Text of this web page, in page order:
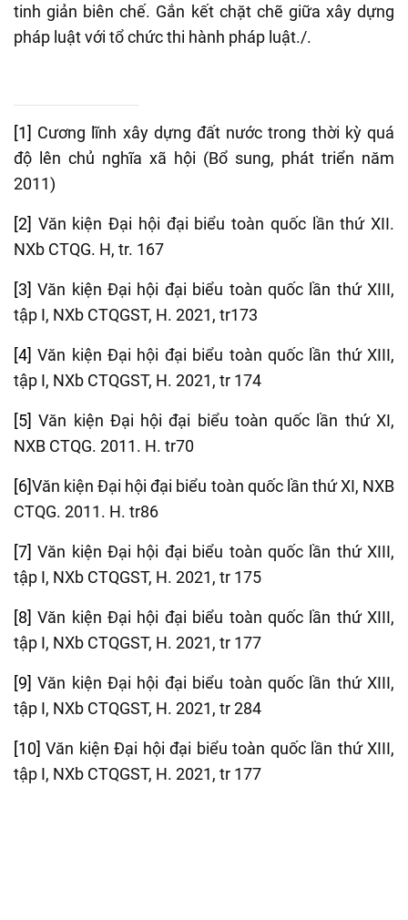
tinh giản biên chế. Gắn kết chặt chẽ giữa xây dựng
pháp luật với tổ chức thi hành pháp luật./.
[1] Cương lĩnh xây dựng đất nước trong thời kỳ quá
độ lên chủ nghĩa xã hội (Bổ sung, phát triển năm
2011)
[2] Văn kiện Đại hội đại biểu toàn quốc lần thứ XII.
NXb CTQG. H, tr. 167
[3] Văn kiện Đại hội đại biểu toàn quốc lần thứ XIII,
tập I, NXb CTQGST, H. 2021, tr173
[4] Văn kiện Đại hội đại biểu toàn quốc lần thứ XIII,
tập I, NXb CTQGST, H. 2021, tr 174
[5] Văn kiện Đại hội đại biểu toàn quốc lần thứ XI,
NXB CTQG. 2011. H. tr70
[6]Văn kiện Đại hội đại biểu toàn quốc lần thứ XI, NXB
CTQG. 2011. H. tr86
[7] Văn kiện Đại hội đại biểu toàn quốc lần thứ XIII,
tập I, NXb CTQGST, H. 2021, tr 175
[8] Văn kiện Đại hội đại biểu toàn quốc lần thứ XIII,
tập I, NXb CTQGST, H. 2021, tr 177
[9] Văn kiện Đại hội đại biểu toàn quốc lần thứ XIII,
tập I, NXb CTQGST, H. 2021, tr 284
[10] Văn kiện Đại hội đại biểu toàn quốc lần thứ XIII,
tập I, NXb CTQGST, H. 2021, tr 177